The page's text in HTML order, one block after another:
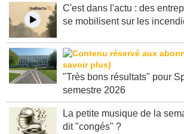
C'est dans l'actu : des
"Très bons résultats" pour
La petite musique de la